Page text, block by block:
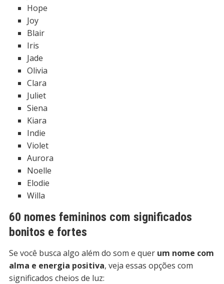
Hope
Joy
Blair
Iris
Jade
Olivia
Clara
Juliet
Siena
Kiara
Indie
Violet
Aurora
Noelle
Elodie
Willa
60 nomes femininos com significados
bonitos e fortes
Se você busca algo além do som e quer um nome com
alma e energia positiva, veja essas opções com
significados cheios de luz: